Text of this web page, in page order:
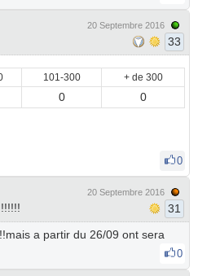
20 Septembre 2016
33
101-300 + de 300
0 0
0
20 Septembre 2016
31
a partir du 26/09 ont sera
0